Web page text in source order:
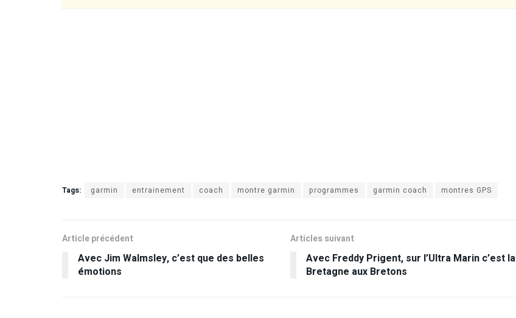
Tags: garmin entrainement coach montre garmin programmes garmin coach montres GPS
Article précédent
Avec Jim Walmsley, c’est que des belles
émotions
Articles suivant
Avec Freddy Prigent, sur l’Ultra Marin c’est la
Bretagne aux Bretons